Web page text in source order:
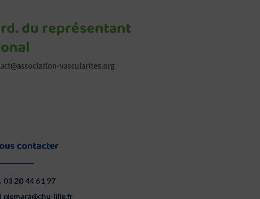
du représentant
vascularites.org
contacter
03 20 44 61 97
plemara@chu-lille.fr